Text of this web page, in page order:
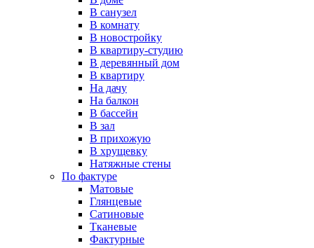
В санузел
В комнату
В новостройку
В квартиру-студию
В деревянный дом
В квартиру
На дачу
На балкон
В бассейн
В зал
В прихожую
В хрущевку
Натяжные стены
По фактуре
Матовые
Глянцевые
Сатиновые
Тканевые
Фактурные